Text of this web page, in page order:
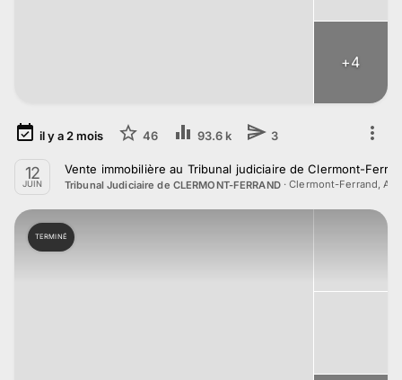
+4
il y a 2mois 46 93.6 k 3
12
JUIN
Vente immobilière au Tribunal judiciaire de Clermont-
Tribunal Judiciaire de CLERMONT-FERRAND·Clermont-Ferrand,
TERMINÉ